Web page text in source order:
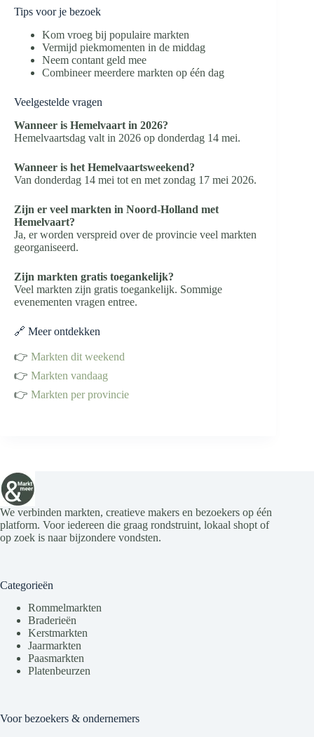
Tips voor je bezoek
Kom vroeg bij populaire markten
Vermijd piekmomenten in de middag
Neem contant geld mee
Combineer meerdere markten op één dag
Veelgestelde vragen
Wanneer is Hemelvaart in 2026?
Hemelvaartsdag valt in 2026 op donderdag 14 mei.
Wanneer is het Hemelvaartsweekend?
Van donderdag 14 mei tot en met zondag 17 mei 2026.
Zijn er veel markten in Noord-Holland met
Hemelvaart?
Ja, er worden verspreid over de provincie veel markten
georganiseerd.
Zijn markten gratis toegankelijk?
Veel markten zijn gratis toegankelijk. Sommige
evenementen vragen entree.
🔗 Meer ontdekken
👉 Markten dit weekend
👉 Markten vandaag
👉 Markten per provincie
We verbinden markten, creatieve makers en bezoekers op één
platform. Voor iedereen die graag rondstruint, lokaal shopt of
op zoek is naar bijzondere vondsten.
Categorieën
Rommelmarkten
Braderieën
Kerstmarkten
Jaarmarkten
Paasmarkten
Platenbeurzen
Voor bezoekers & ondernemers